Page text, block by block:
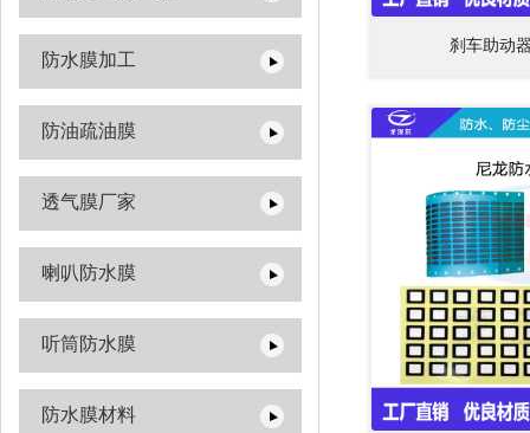
防水膜加工
防油疏油膜
透气膜厂家
喇叭防水膜
听筒防水膜
防水膜材料
刹车助动